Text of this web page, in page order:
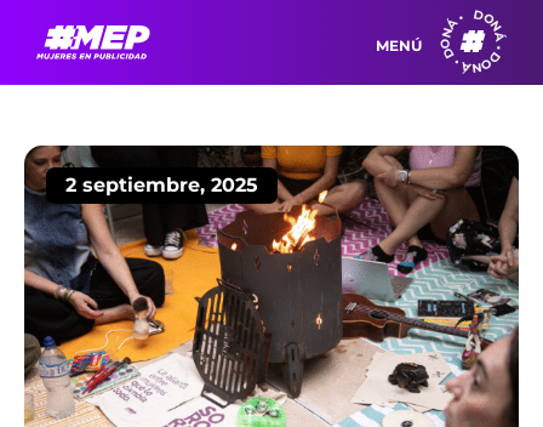
MENÚ DONÁ • DONÁ • DONÁ •
2 septiembre, 2025